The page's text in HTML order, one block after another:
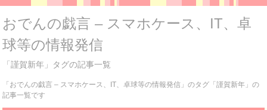
おでんの戯言 – スマホケース、IT、卓
球等の情報発信
「謹賀新年」タグの記事一覧
「おでんの戯言 – スマホケース、IT、卓球等の情報発信」のタグ「謹賀新年」の
記事一覧です